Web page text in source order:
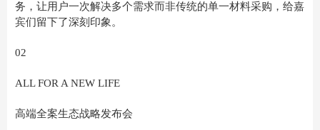
务，让用户一次解决多个需求而非传统的单一材料采购，给嘉
宾们留下了深刻印象。
02
ALL FOR A NEW LIFE
高端全案生态战略发布会